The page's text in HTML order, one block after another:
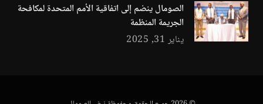
الصومال ينضم إلى اتفاقية الأمم المتحدة لمكافحة
الجريمة المنظمة
يناير 31, 2025